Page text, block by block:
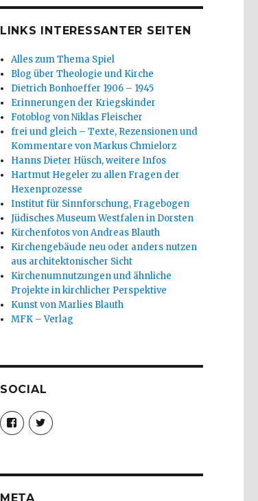
LINKS INTERESSANTER SEITEN
Alles zum Thema Spiel
Blog über Theologie und Kirche
Dietrich Bonhoeffer 1906 – 1945
Erinnerungen der Kriegskinder
Fotoblog von Niklas Fleischer
frei und gleich – Texte, Rezensionen und
Kommentare von Markus Chmielorz
Hanns Dieter Hüsch, weitere Infos
Hartmut Hegeler zu allen Fragen der
Hexenprozesse
Institut für Sinnforschung, Fragebogen
Jüdisches Museum Westfalen in Dorsten
Kirchenfotos von Andreas Blauth
Kirchengebäude neu oder anders nutzen
aus architektonischer Sicht
Kirchenumnutzungen und ähnliche
Projekte in kirchlicher Perspektive
Kunst von Marlies Blauth
MFK – Verlag
SOCIAL
Profil
von
christoph.fleischer1
anzeigen
Profil
von
anzeigen
META